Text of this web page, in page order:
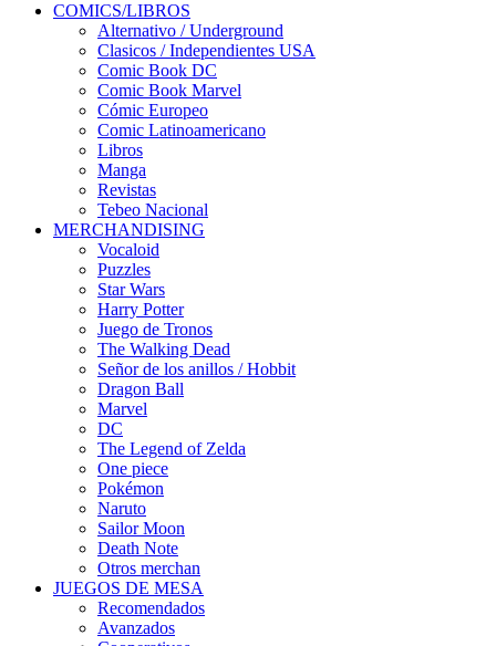
COMICS/LIBROS
Alternativo / Underground
Clasicos / Independientes USA
Comic Book DC
Comic Book Marvel
Cómic Europeo
Comic Latinoamericano
Libros
Manga
Revistas
Tebeo Nacional
MERCHANDISING
Vocaloid
Puzzles
Star Wars
Harry Potter
Juego de Tronos
The Walking Dead
Señor de los anillos / Hobbit
Dragon Ball
Marvel
DC
The Legend of Zelda
One piece
Pokémon
Naruto
Sailor Moon
Death Note
Otros merchan
JUEGOS DE MESA
Recomendados
Avanzados